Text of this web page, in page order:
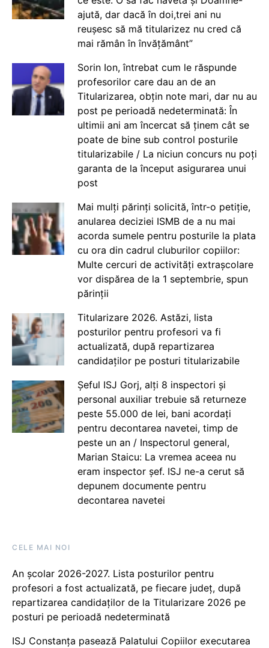
ajută, dar dacă în doi,trei ani nu
reușesc să mă titularizez nu cred că
mai rămân în învățământ”
Sorin Ion, întrebat cum le răspunde
profesorilor care dau an de an
Titularizarea, obțin note mari, dar nu au
post pe perioadă nedeterminată: În
ultimii ani am încercat să ținem cât se
poate de bine sub control posturile
titularizabile / La niciun concurs nu poți
garanta de la început asigurarea unui
post
Mai mulți părinți solicită, într-o petiție,
anularea deciziei ISMB de a nu mai
acorda sumele pentru posturile la plata
cu ora din cadrul cluburilor copiilor:
Multe cercuri de activități extrașcolare
vor dispărea de la 1 septembrie, spun
părinții
Titularizare 2026. Astăzi, lista
posturilor pentru profesori va fi
actualizată, după repartizarea
candidaților pe posturi titularizabile
Șeful ISJ Gorj, alți 8 inspectori și
personal auxiliar trebuie să returneze
peste 55.000 de lei, bani acordați
pentru decontarea navetei, timp de
peste un an / Inspectorul general,
Marian Staicu: La vremea aceea nu
eram inspector șef. ISJ ne-a cerut să
depunem documente pentru
decontarea navetei
CELE MAI NOI
An școlar 2026-2027. Lista posturilor pentru
profesori a fost actualizată, pe fiecare județ, după
repartizarea candidaților de la Titularizare 2026 pe
posturi pe perioadă nedeterminată
ISJ Constanța pasează Palatului Copiilor executarea